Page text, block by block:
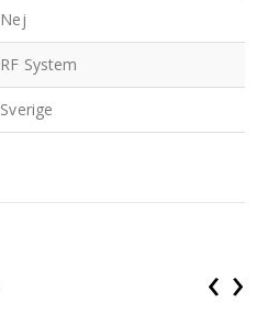
Nej
RF System
Sverige
‹ ›